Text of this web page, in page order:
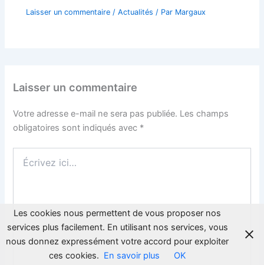
Laisser un commentaire /Actualités / Par Margaux
Laisser un commentaire
Votre adresse e-mail ne sera pas publiée. Les champs
obligatoires sont indiqués avec *
ici…
Les cookies nous permettent de vous proposer nos
services plus facilement. En utilisant nos services, vous
nous donnez expressément votre accord pour exploiter
ces cookies. En savoir plus OK